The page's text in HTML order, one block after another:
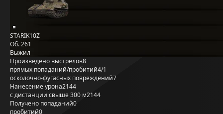
STARIK10Z
Об. 261
Выжил
Произведено выстрелов8
прямых попаданий/пробитий4/1
осколочно-фугасных повреждений7
Нанесение урона2144
с дистанции свыше 300 м2144
Получено попаданий0
пробитий0